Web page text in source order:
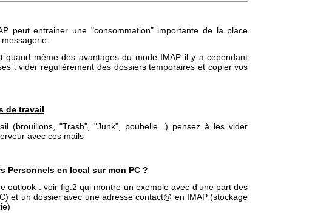
peut entrainer une "consommation" importante de la place
quand même des avantages du mode IMAP il y a cependant
: vider régulièrement des dossiers temporaires et copier vos
de travail
(brouillons, "Trash", "Junk", poubelle...) pensez à les vider
avec ces mails
Personnels en local sur mon PC ?
outlook : voir fig.2 qui montre un exemple avec d'une part des
et un dossier avec une adresse contact@ en IMAP (stockage